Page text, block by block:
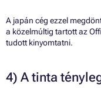
A japán cég ezzel
a közelmúltig tartott az
tudott kinyomtatni.
4) A tinta